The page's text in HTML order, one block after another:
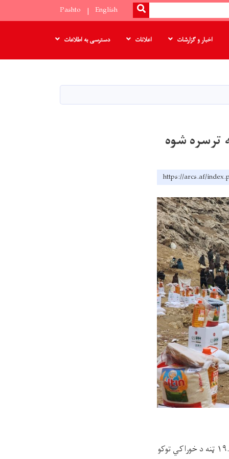
SEARCH
English
Pashto
اخبار و گزارشات اعلانات دسترسی به اطلاعات
https://arcs.af/
افغاني سرې میاشتې د بادغیس ولایت په دره بوم ولسوالۍ کې له ۳۰۰ اړمنو او بېوزلو کورنیو سره ۱۹.۵ ټنه د خوراکي توکو